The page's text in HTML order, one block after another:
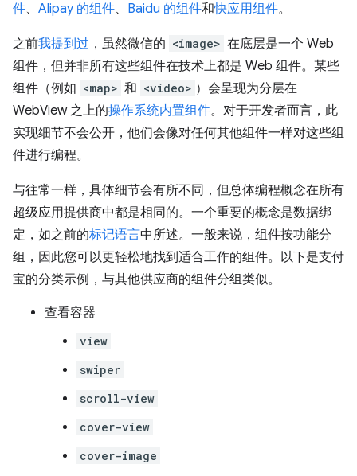
件、 Alipay 的组件、 Baidu 的组件和快应用组件。
之前我提到过 ，虽然微信的 <image> 在底层是一个 Web
组件，但并非所有这些组件在技术上都是 Web 组件。某些
组件（例如 <map> 和 <video> ）会呈现为分层在
WebView 之上的操作系统内置组件。对于开发者而言，此
实现细节不会公开，他们会像对任何其他组件一样对这些组
件进行编程。
与往常一样，具体细节会有所不同，但总体编程概念在所有
超级应用提供商中都是相同的。一个重要的概念是数据绑
定，如之前的标记语言中所述。一般来说，组件按功能分
组，因此您可以更轻松地找到适合工作的组件。以下是支付
宝的分类示例，与其他供应商的组件分组类似。
查看容器
view
swiper
scroll-view
cover-view
cover-image